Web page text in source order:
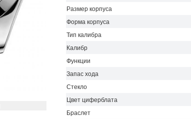
Размер корпуса
Форма корпуса
Тип калибра
Калибр
Функции
Запас хода
Стекло
Цвет циферблата
Браслет